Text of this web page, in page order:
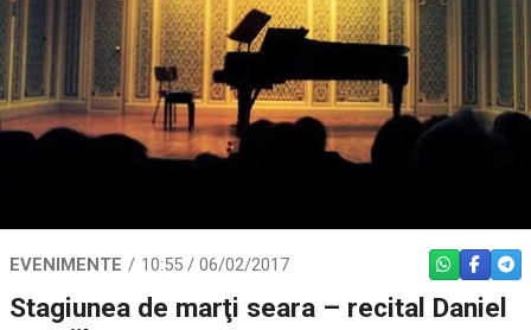
EVENIMENTE 10:55 / 06/02/2017 WHATSAPP
Stagiunea de marţi seara – recital Daniel